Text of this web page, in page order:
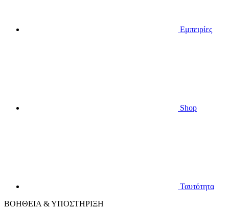
Εμπειρίες
Shop
Ταυτότητα
ΒΟΗΘΕΙΑ & ΥΠΟΣΤΗΡΙΞΗ